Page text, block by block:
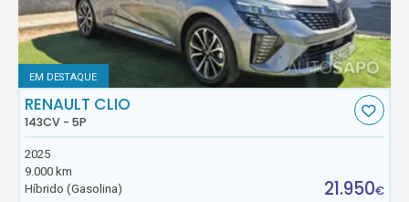
EM DESTAQUE
RENAULT CLIO
143CV - 5P
2025
9.000 km
Híbrido (Gasolina)
21.950€